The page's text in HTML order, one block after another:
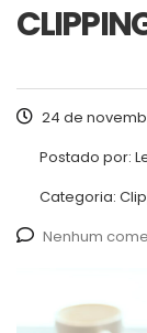
24 de
Postado por:
Categoria:
Nenhum